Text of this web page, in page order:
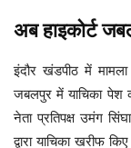
अब हाइकोर्ट
इंदौर खंडपीठ में मामला
जबलपुर में याचिका पेश
नेता प्रतिपक्ष उमंग
द्वारा याचिका खरीफ